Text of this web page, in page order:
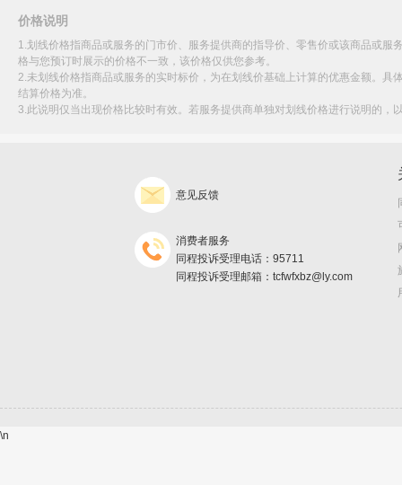
价格说明
1.划线价格指商品或服务的门市价、服务提供商的指导价、零售价或该商品或
格与您预订时展示的价格不一致，该价格仅供您参考。
2.未划线价格指商品或服务的实时标价，为在划线价基础上计算的优惠金额。
结算价格为准。
3.此说明仅当出现价格比较时有效。若服务提供商单独对划线价格进行说明的
意见反馈
消费者服务
同程投诉受理电话：95711
同程投诉受理邮箱：tcfwfxbz@ly.com
\n